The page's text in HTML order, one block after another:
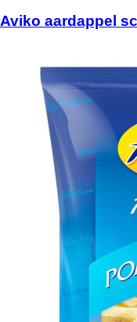
Aviko aardappel